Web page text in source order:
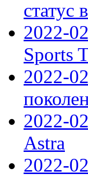
статус
2022-
Sports
2022-
2022-
Astra
2022-